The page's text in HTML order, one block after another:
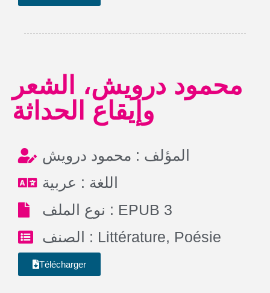
محمود درويش، الشعر
وإيقاع الحداثة
المؤلف : محمود درويش
اللغة : عربية
نوع الملف : EPUB 3
الصنف : Littérature, Poésie
Télécharger